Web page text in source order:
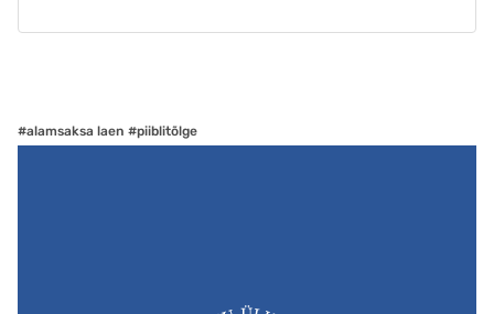
#alamsaksa laen #piiblitõlge